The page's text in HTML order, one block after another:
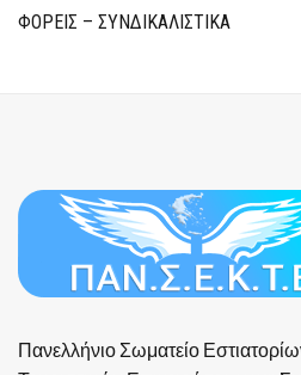
ΦΟΡΕΙΣ – ΣΥΝΔΙΚΑΛΙΣΤΙΚΑ
Πανελλήνιο Σωματείο